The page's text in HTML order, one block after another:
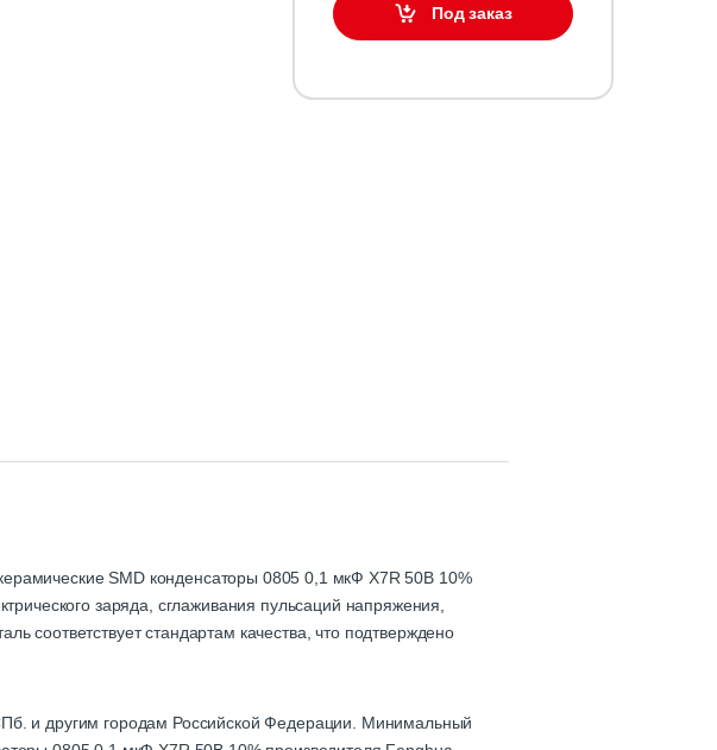
Под заказ
SMD конденсаторы 0805 0,1 мкФ X7R 50B 10%
заряда, сглаживания пульсаций напряжения,
соответствует стандартам качества, что подтверждено
и другим городам Российской Федерации. Минимальный